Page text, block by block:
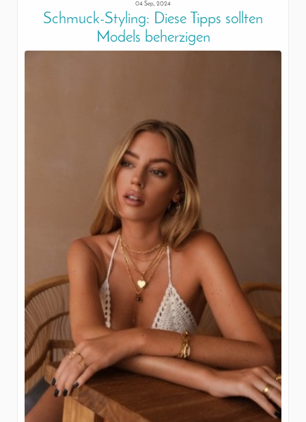
04 Sep, 2024
Schmuck-Styling: Diese Tipps sollten
Models beherzigen